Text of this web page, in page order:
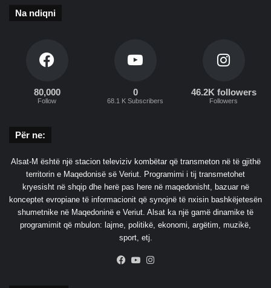
Na ndiqni
80,000
Follow
0
68.1 K Subscribers
46.2K followers
Followers
Për ne:
Alsat-M është një stacion televiziv kombëtar që transmeton në të gjithë
territorin e Maqedonisë së Veriut. Programimi i tij transmetohet
kryesisht në shqip dhe herë pas here në maqedonisht, bazuar në
konceptet evropiane të informacionit që synojnë të nxisin bashkëjetesën
shumetnike në Maqedoninë e Veriut. Alsat ka një gamë dinamike të
programimit që mbulon: lajme, politikë, ekonomi, argëtim, muzikë,
sport, etj.
Facebook
YouTube